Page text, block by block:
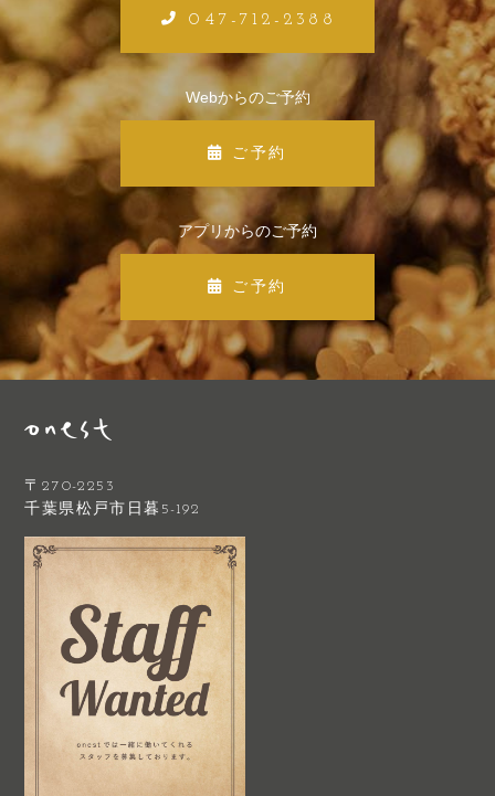
047-712-2388
Webからのご予約
ご予約
アプリからのご予約
ご予約
〒270-2253
千葉県松戸市日暮5-192